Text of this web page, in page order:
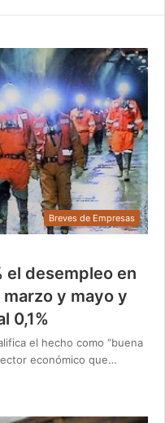
Breves de Empresas
el desempleo en
y mayo y
0,1%
el hecho como “buena
económico que…